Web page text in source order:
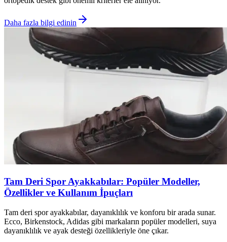
Daha fazla bilgi edinin
Tam Deri Spor Ayakkabılar: Popüler Modeller,
Özellikler ve Kullanım İpuçları
Tam deri spor ayakkabılar, dayanıklılık ve konforu bir arada sunar.
Ecco, Birkenstock, Adidas gibi markaların popüler modelleri, suya
dayanıklılık ve ayak desteği özellikleriyle öne çıkar.